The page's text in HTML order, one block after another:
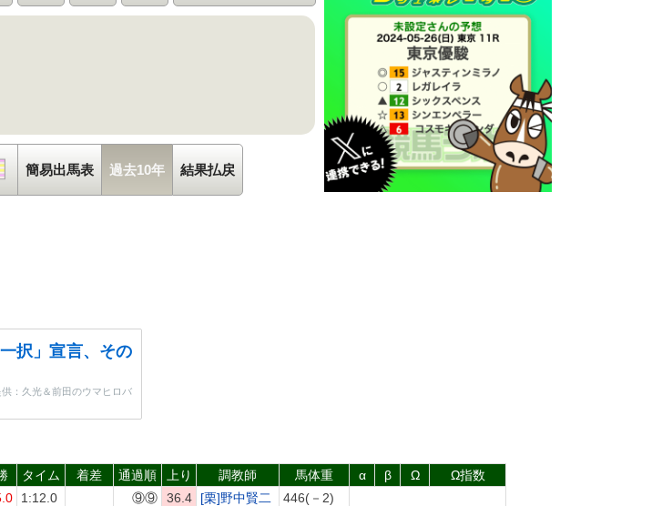
血統分析
簡易出馬表 過去10年 結果払戻
択」宣言、その
供：久光＆前田のウマヒロバ
タイム 着差 通過順 上り 調教師 馬体重 α β Ω
Ω指数
1:12.0 ⑨⑨ 36.4 [栗]野中賢二 446(－2)